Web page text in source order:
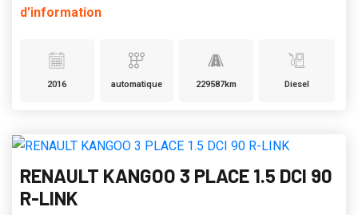
d'information
2016 automatique 229587km Diesel
RENAULT KANGOO 3 PLACE 1.5 DCI 90
R-LINK